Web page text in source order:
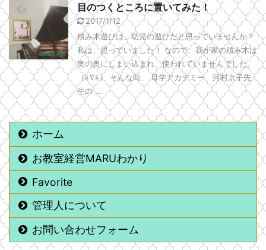
目のつくところに置いてみた！
2017/1/12
積み木遊びは、幼児の遊びだと思っていませんか？
私は、思っていました！ なので、我が家の積み木は
奥の奥にしまい込まれ、使われていませんでした。
（≧∇≦） そんな時、 母学アカデミー 河村京子先
生の ...
ホーム
お教室経営MARUわかり
Favorite
管理人について
お問い合わせフォーム